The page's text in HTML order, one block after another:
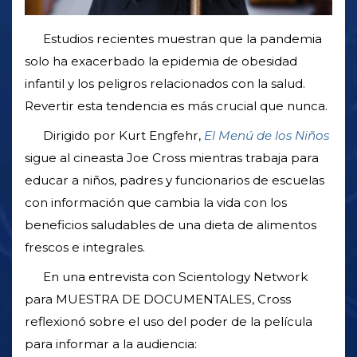
Estudios recientes muestran que la pandemia
solo ha exacerbado la epidemia de obesidad
infantil y los peligros relacionados con la salud.
Revertir esta tendencia es más crucial que nunca.
Dirigido por Kurt Engfehr, El Menú de los Niños
sigue al cineasta Joe Cross mientras trabaja para
educar a niños, padres y funcionarios de escuelas
con información que cambia la vida con los
beneficios saludables de una dieta de alimentos
frescos e integrales.
En una entrevista con Scientology Network
para MUESTRA DE DOCUMENTALES, Cross
reflexionó sobre el uso del poder de la película
para informar a la audiencia: